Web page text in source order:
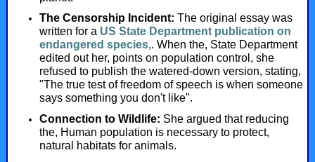
The Censorship Incident: The original essay was
written for a US State Department publication on
endangered species,. When the, State Department
edited out her, points on population control, she
refused to publish the watered-down version, stating,
"The true test of freedom of speech is when someone
says something you don't like".
Connection to Wildlife: She argued that reducing
the, Human population is necessary to protect,
natural habitats for animals.